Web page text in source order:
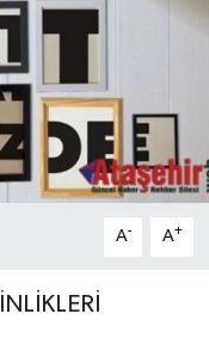
A- A+